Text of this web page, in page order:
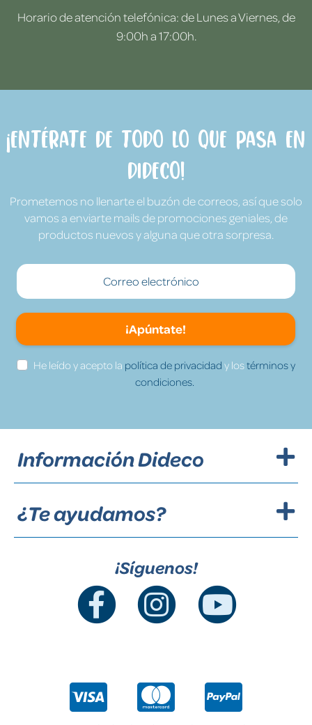
Horario de atención telefónica: de Lunes a Viernes, de
9:00h a 17:00h.
¡Entérate de todo lo que pasa en
Dideco!
Prometemos no llenarte el buzón de correos, así que solo
vamos a enviarte mails de promociones geniales, de
productos nuevos y alguna que otra sorpresa.
¡Apúntate!
He leído y acepto la política de privacidad y lostérminos y
condiciones.
Información Dideco
¿Te ayudamos?
¡Síguenos!